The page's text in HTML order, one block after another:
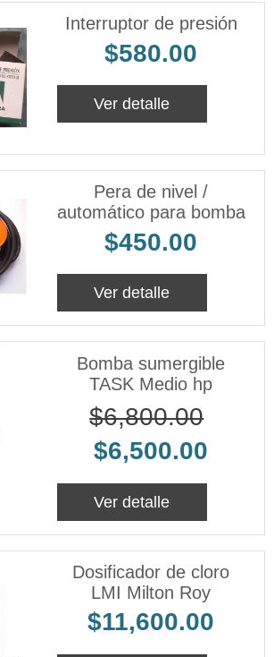
Interruptor de presión
$580.00
Ver detalle
Pera de nivel /
automático para bomba
$450.00
Ver detalle
Bomba sumergible
TASK Medio hp
$6,800.00
$6,500.00
Ver detalle
Dosificador de cloro
LMI Milton Roy
$11,600.00